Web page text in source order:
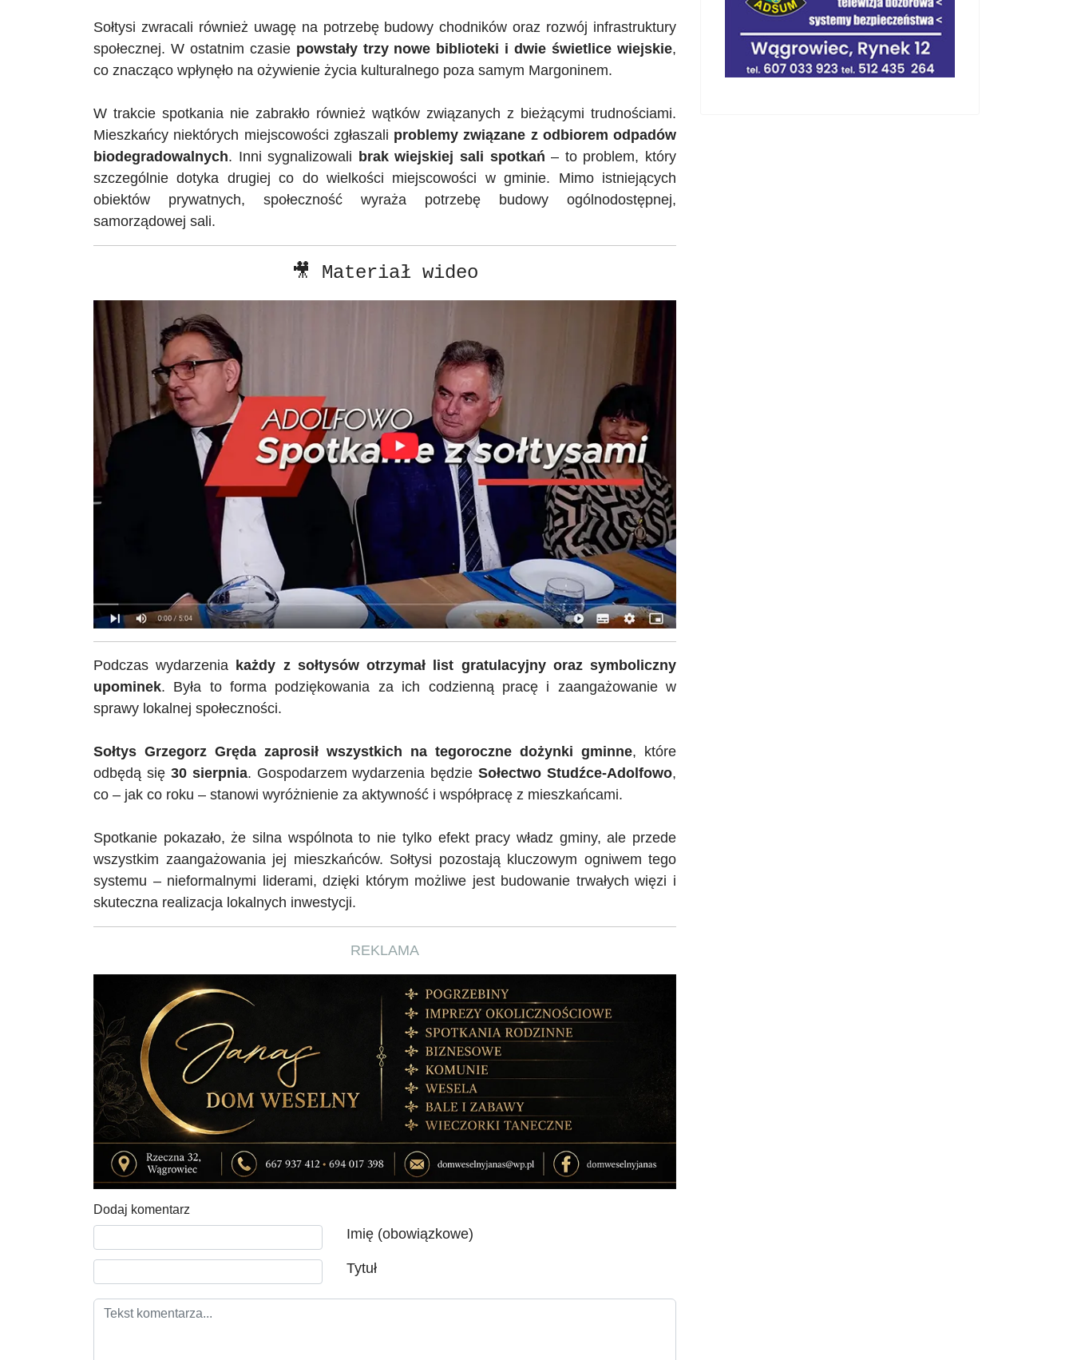
Sołtysi zwracali również uwagę na potrzebę budowy chodników oraz rozwój infrastruktury
społecznej. W ostatnim czasie powstały trzy nowe biblioteki i dwie świetlice wiejskie,
co znacząco wpłynęło na ożywienie życia kulturalnego poza samym Margoninem.
W trakcie spotkania nie zabrakło również wątków związanych z bieżącymi trudnościami.
Mieszkańcy niektórych miejscowości zgłaszali problemy związane z odbiorem odpadów
biodegradowalnych. Inni sygnalizowali brak wiejskiej sali spotkań – to problem, który
szczególnie dotyka drugiej co do wielkości miejscowości w gminie. Mimo istniejących
obiektów prywatnych, społeczność wyraża potrzebę budowy ogólnodostępnej,
samorządowej sali.
🎥 Materiał wideo
Podczas wydarzenia każdy z sołtysów otrzymał list gratulacyjny oraz symboliczny
upominek. Była to forma podziękowania za ich codzienną pracę i zaangażowanie w
sprawy lokalnej społeczności.
Sołtys Grzegorz Gręda zaprosił wszystkich na tegoroczne dożynki gminne, które
odbędą się 30 sierpnia. Gospodarzem wydarzenia będzieSołectwo Studźce-Adolfowo,
co – jak co roku – stanowi wyróżnienie za aktywność i współpracę z mieszkańcami.
Spotkanie pokazało, że silna wspólnota to nie tylko efekt pracy władz gminy, ale przede
wszystkim zaangażowania jej mieszkańców. Sołtysi pozostają kluczowym ogniwem tego
systemu – nieformalnymi liderami, dzięki którym możliwe jest budowanie trwałych więzi i
skuteczna realizacja lokalnych inwestycji.
REKLAMA
Dodaj komentarz
Imię (obowiązkowe)
Tytuł
Tekst komentarza